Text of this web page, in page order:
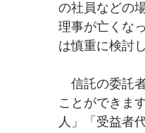
の社員などの
理事が亡くな
は慎重に検討
信託の委託
ことができま
人」「受益者